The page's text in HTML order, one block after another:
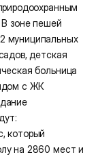
В зоне пешей
муниципальных
детская
больница
с ЖК
который
на 2860 мест и